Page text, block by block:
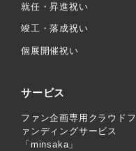
就任・昇進祝い
竣工・落成祝い
個展開催祝い
サービス
ファン企画専用クラウドフ
ァンディングサービス
「minsaka」